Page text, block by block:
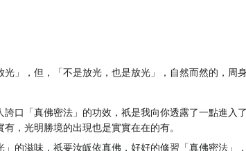
」，但，「不是放光，也是放光」，自然而然的，周身
誇口「真佛密法」的功效，祇是我向你透露了一點進
，光明勝境的出現也是實實在在的有。